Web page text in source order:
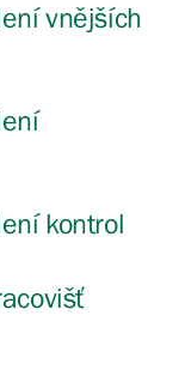
vnějších
kontrol